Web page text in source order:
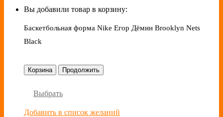
Вы добавили товар в корзину:
Баскетбольная форма Nike Егор Дёмин Brooklyn Nets
Black
Корзина Продолжить
Выбрать
Добавить в список желаний